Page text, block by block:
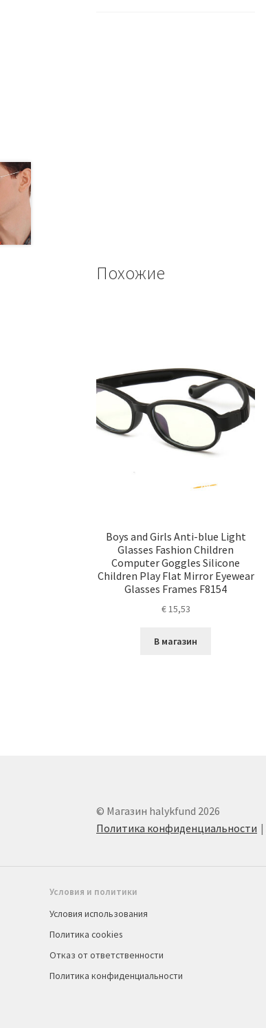
Похожие
Boys and Girls Anti-blue Light
Glasses Fashion Children
Computer Goggles Silicone
Children Play Flat Mirror Eyewear
Glasses Frames F8154
€15,53
В магазин
© Магазин halykfund 2026
Политика конфиденциальности
Условия и политики
Условия использования
Политика cookies
Отказ от ответственности
Политика конфиденциальности